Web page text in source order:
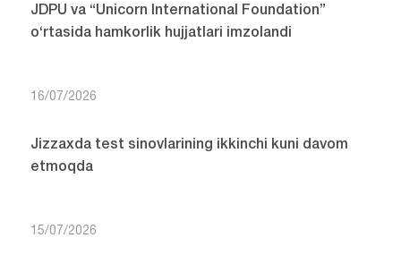
JDPU va “Unicorn International Foundation”
o‘rtasida hamkorlik hujjatlari imzolandi
16/07/2026
Jizzaxda test sinovlarining ikkinchi kuni davom
etmoqda
15/07/2026